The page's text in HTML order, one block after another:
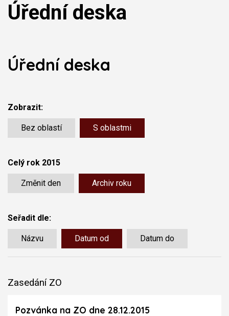
Úřední deska
Úřední deska
Zobrazit:
Bez oblastí S oblastmi
Celý rok 2015
Změnit den Archiv roku
Seřadit dle:
Názvu Datum od Datum do
Zasedání ZO
Pozvánka na ZO dne 28.12.2015